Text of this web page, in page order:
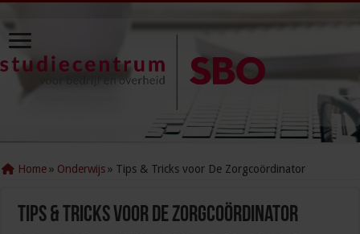
Home » Onderwijs » Tips & Tricks voor De Zorgcoördinator
Tips & Tricks voor De Zorgcoördinator